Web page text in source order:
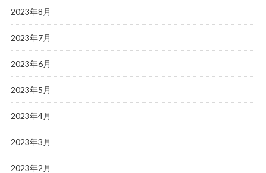
2023年8月
2023年7月
2023年6月
2023年5月
2023年4月
2023年3月
2023年2月